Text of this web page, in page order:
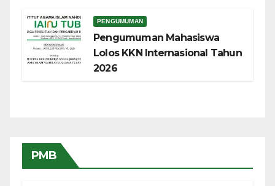
PENGUMUMAN
Pengumuman Mahasiswa
Lolos KKN Internasional Tahun
2026
PMB